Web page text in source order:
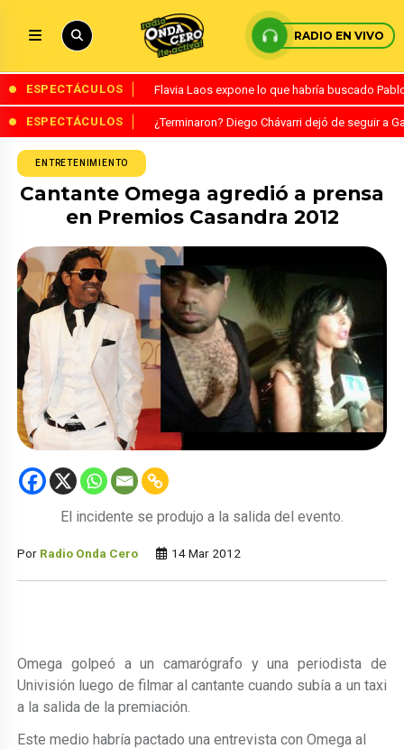
RADIO EN VIVO
ESPECTÁCULOS Flavia Laos expone lo que habría buscado
ESPECTÁCULOS ¿Terminaron? Diego Chávarri dejó de seguir a
ENTRETENIMIENTO
Cantante Omega agredió a prensa
en Premios Casandra 2012
El incidente se produjo a la salida del evento.
Por Radio Onda Cero 14 Mar 2012
Omega golpeó a un camarógrafo y una periodista de
Univisión luego de filmar al cantante cuando subía a un taxi
a la salida de la premiación.
Este medio habría pactado una entrevista con Omega al